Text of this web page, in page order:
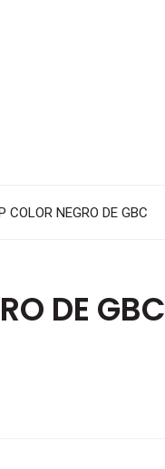
NEGRO DE GBC
DE GBC